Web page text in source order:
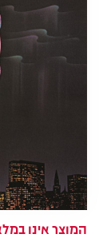
המוצר אינו